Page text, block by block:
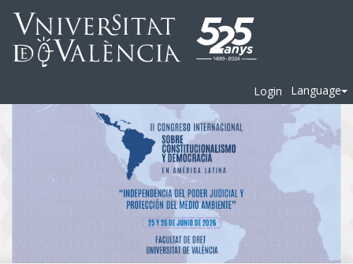
Login Language